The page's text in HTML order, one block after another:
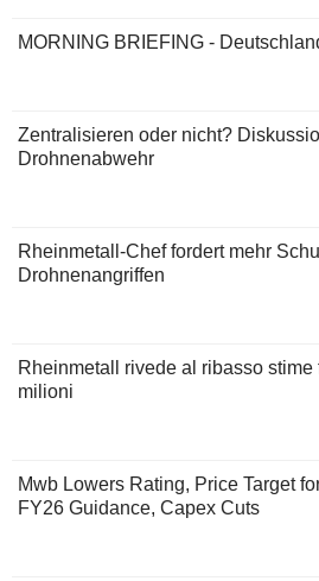
MORNING BRIEFING -
Zentralisieren oder nicht?
Drohnenabwehr
Rheinmetall-Chef fordert mehr
Drohnenangriffen
Rheinmetall rivede al ribasso stime
milioni
Mwb Lowers Rating, Price Target
FY26 Guidance, Capex Cuts